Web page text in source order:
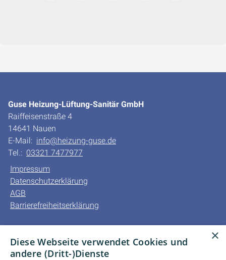
Guse Heizung-Lüftung-Sanitär GmbH
Raiffeisenstraße 4
14641 Nauen
E-Mail: info@heizung-guse.de
Tel.: 03321 7477977
Impressum
Datenschutzerklärung
AGB
Barrierefreiheitserklärung
Privatkunden
Gewerbekunden
×
Diese Webseite verwendet Cookies und
andere (Dritt-)Dienste